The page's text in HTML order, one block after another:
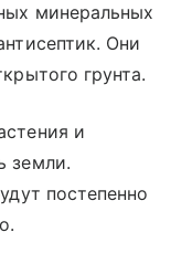
минеральных
Они
грунта.
и
земли.
постепенно